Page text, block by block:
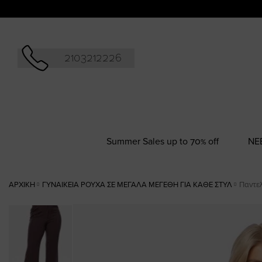
2103212226
Summer Sales up to 70% off
ΑΡΧΙΚΉ ΓΥΝΑΙΚΕΊΑ ΡΟΎΧΑ ΣΕ ΜΕΓΆΛΑ ΜΕΓΈΘΗ ΓΙΑ ΚΆΘΕ ΣΤΥΛ